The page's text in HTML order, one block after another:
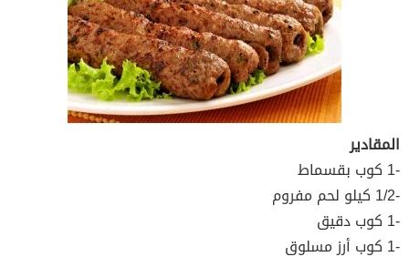
المقادير
-1 كوب بقسماط
-1/2 كيلو لحم مفروم
-1 كوب دقيق
-1 كوب أرز مسلوق